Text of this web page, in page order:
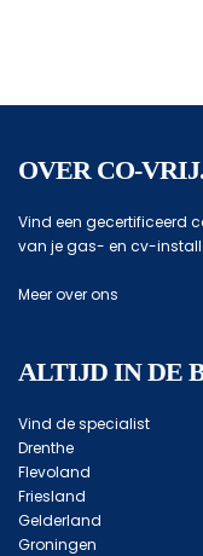
OVER CO-
Vind een gecertificeerd
van je gas- en cv-
Meer over ons
ALTIJD IN DE
Vind de specialist
Drenthe
Flevoland
Friesland
Gelderland
Groningen